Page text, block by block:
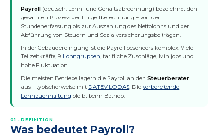
Payroll (deutsch: Lohn- und Gehaltsabrechnung) bezeichnet den
gesamten Prozess der Entgeltberechnung – von der
Stundenerfassung bis zur Auszahlung des Nettolohns und der
Abführung von Steuern und Sozialversicherungsbeiträgen.
In der Gebäudereinigung ist die Payroll besonders komplex: Viele
Teilzeitkräfte, 9 Lohngruppen, tarifliche Zuschläge, Minijobs und
hohe Fluktuation.
Die meisten Betriebe lagern die Payroll an denSteuerberater
aus – typischerweise mit DATEV LODAS . Dievorbereitende
Lohnbuchhaltung bleibt beim Betrieb.
01 – DEFINITION
Was bedeutet Payroll?